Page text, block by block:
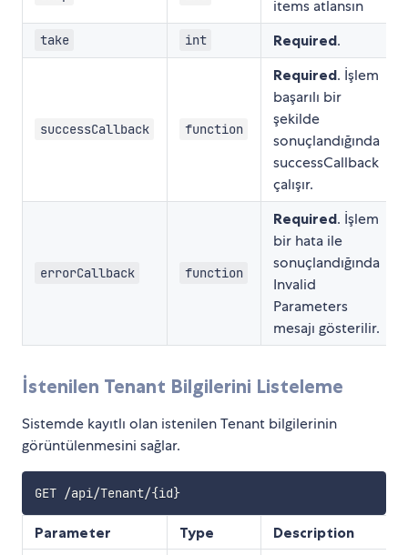
items atlansın
take int Required.
successCallback function
Required. İşlem
başarılı bir
şekilde
sonuçlandığında
successCallback
çalışır.
errorCallback function
Required. İşlem
bir hata ile
sonuçlandığında
Invalid
Parameters
mesajı gösterilir.
İstenilen Tenant Bilgilerini Listeleme
Sistemde kayıtlı olan istenilen Tenant bilgilerinin
görüntülenmesini sağlar.
GET /api/Tenant/{id}
Parameter Type Description